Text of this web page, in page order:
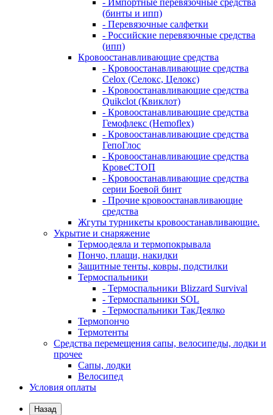
- Импортные перевязочные средства
(бинты и ипп)
- Перевязочные салфетки
- Российские перевязочные средства
(ипп)
Кровоостанавливающие средства
- Кровоостанавливающие средства
Celox (Селокс, Целокс)
- Кровоостанавливающие средства
Quikclot (Квиклот)
- Кровоостанавливающие средства
Гемофлекс (Hemoflex)
- Кровоостанавливающие средства
ГепоГлос
- Кровоостанавливающие средства
КровеСТОП
- Кровоостанавливающие средства
серии Боевой бинт
- Прочие кровоостанавливающие
средства
Жгуты турникеты кровоостанавливающие.
Укрытие и снаряжение
Термоодеяла и термопокрывала
Пончо, плащи, накидки
Защитные тенты, ковры, подстилки
Термоспальники
- Термоспальники Blizzard Survival
- Термоспальники SOL
- Термоспальники ТакДеялко
Термопончо
Термотенты
Средства перемещения сапы, велосипеды, лодки и
прочее
Сапы, лодки
Велосипед
Условия оплаты
Назад